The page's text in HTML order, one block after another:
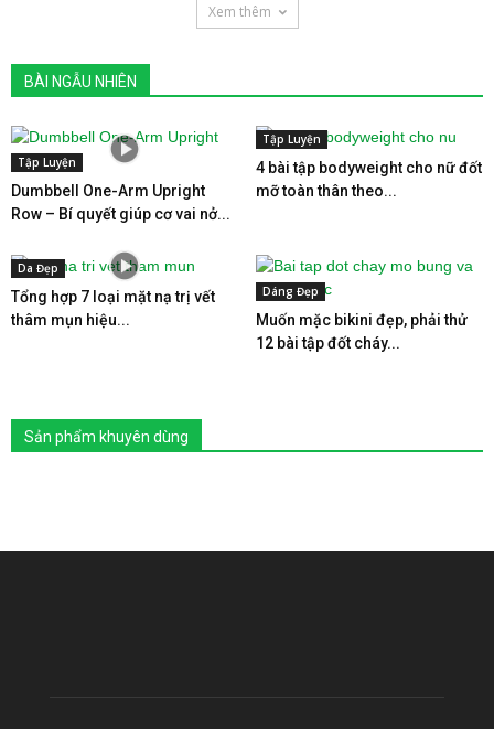
Xem thêm
BÀI NGẪU NHIÊN
Tập Luyện
Dumbbell One-Arm Upright
Row – Bí quyết giúp cơ vai nở...
Tập Luyện
4 bài tập bodyweight cho nữ đốt
mỡ toàn thân theo...
Da Đẹp
Tổng hợp 7 loại mặt nạ trị vết
thâm mụn hiệu...
Dáng Đẹp
Muốn mặc bikini đẹp, phải thử
12 bài tập đốt cháy...
Sản phẩm khuyên dùng